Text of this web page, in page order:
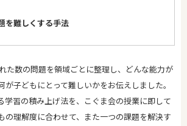
を難しくする手法
た数の問題を領域ごとに整理し、どんな能力が
子どもにとって難しいかをお伝えしました。
学習の積み上げ法を、こぐま会の授業に即して
の理解度に合わせて、また一つの課題を解決す